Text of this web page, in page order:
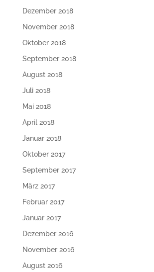
Dezember 2018
November 2018
Oktober 2018
September 2018
August 2018
Juli 2018
Mai 2018
April 2018
Januar 2018
Oktober 2017
September 2017
März 2017
Februar 2017
Januar 2017
Dezember 2016
November 2016
August 2016